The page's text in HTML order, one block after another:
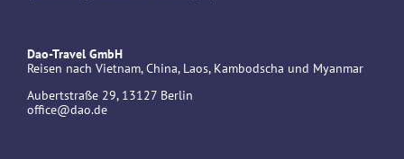
Dao-Travel GmbH
Reisen nach Vietnam, China, Laos, Kambodscha und Myanmar
Aubertstraße 29, 13127 Berlin
office@dao.de